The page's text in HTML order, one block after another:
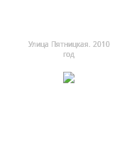
Улица Пятницкая. 2010
год